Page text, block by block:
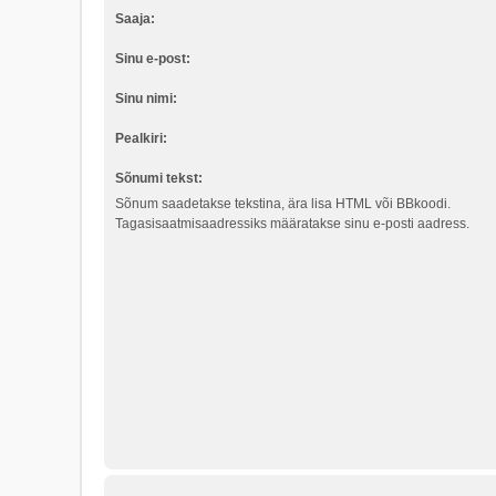
Saaja:
Sinu e-post:
Sinu nimi:
Pealkiri:
Sõnumi tekst:
Sõnum saadetakse tekstina, ära lisa HTML või BBkoodi.
Tagasisaatmisaadressiks määratakse sinu e-posti aadress.